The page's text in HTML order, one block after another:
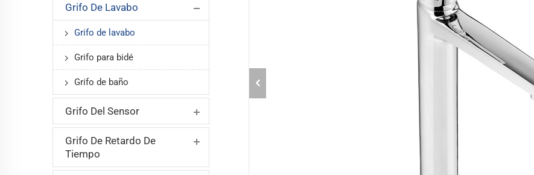
Grifo De Lavabo
Grifo de lavabo
Grifo para bidé
Grifo de baño
Grifo Del Sensor
Grifo De Retardo De
Tiempo